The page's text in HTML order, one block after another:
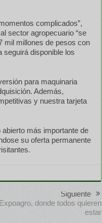
complicados”,
sector agropecuario “se
mil millones de pesos con
seguirá disponible los
para maquinaria
Además,
y nuestra tarjeta
más importante de
su oferta permanente
Siguiente
donde todos quieren
estar